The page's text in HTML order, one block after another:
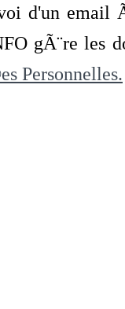
d'un
gÃ¨re les
Personnelles.